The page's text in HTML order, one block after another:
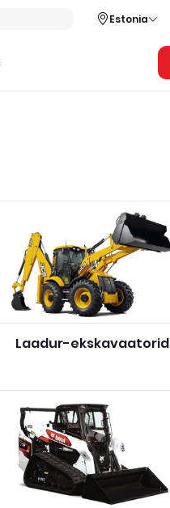
Estonia
Laadur-ekskavaatorid